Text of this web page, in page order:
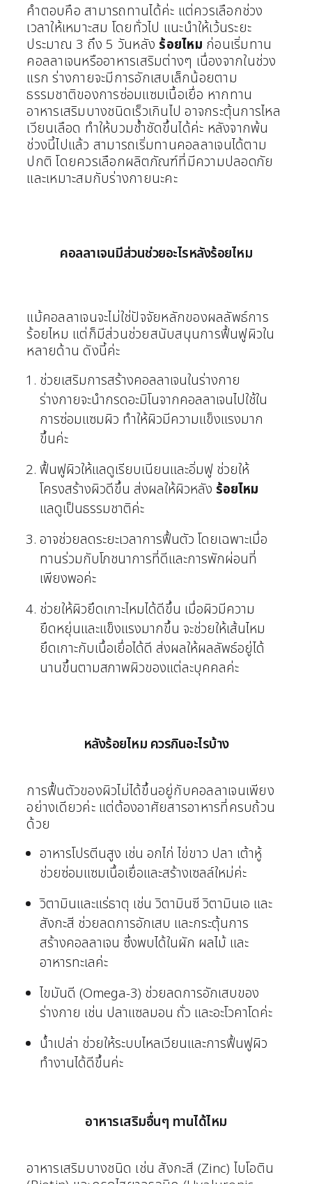
คำตอบคือ สามารถทานได้ค่ะ แต่ควรเลือกช่วง
เวลาให้เหมาะสม โดยทั่วไป แนะนำให้เว้นระยะ
ประมาณ 3 ถึง 5 วันหลัง ร้อยไหม ก่อนเริ่มทาน
คอลลาเจนหรืออาหารเสริมต่างๆ เนื่องจากในช่วง
แรก ร่างกายจะมีการอักเสบเล็กน้อยตาม
ธรรมชาติของการซ่อมแซมเนื้อเยื่อ หากทาน
อาหารเสริมบางชนิดเร็วเกินไป อาจกระตุ้นการไหล
เวียนเลือด ทำให้บวมช้ำชัดขึ้นได้ค่ะ หลังจากพ้น
ช่วงนี้ไปแล้ว สามารถเริ่มทานคอลลาเจนได้ตาม
ปกติ โดยควรเลือกผลิตภัณฑ์ที่มีความปลอดภัย
และเหมาะสมกับร่างกายนะคะ
คอลลาเจนมีส่วนช่วยอะไรหลังร้อยไหม
แม้คอลลาเจนจะไม่ใช่ปัจจัยหลักของผลลัพธ์การ
ร้อยไหม แต่ก็มีส่วนช่วยสนับสนุนการฟื้นฟูผิวใน
หลายด้าน ดังนี้ค่ะ
ช่วยเสริมการสร้างคอลลาเจนในร่างกาย
ร่างกายจะนำกรดอะมิโนจากคอลลาเจนไปใช้ใน
การซ่อมแซมผิว ทำให้ผิวมีความแข็งแรงมาก
ขึ้นค่ะ
ฟื้นฟูผิวให้แลดูเรียบเนียนและอิ่มฟู ช่วยให้
โครงสร้างผิวดีขึ้น ส่งผลให้ผิวหลัง ร้อยไหม
แลดูเป็นธรรมชาติค่ะ
อาจช่วยลดระยะเวลาการฟื้นตัว โดยเฉพาะเมื่อ
ทานร่วมกับโภชนาการที่ดีและการพักผ่อนที่
เพียงพอค่ะ
ช่วยให้ผิวยึดเกาะไหมได้ดีขึ้น เมื่อผิวมีความ
ยืดหยุ่นและแข็งแรงมากขึ้น จะช่วยให้เส้นไหม
ยึดเกาะกับเนื้อเยื่อได้ดี ส่งผลให้ผลลัพธ์อยู่ได้
นานขึ้นตามสภาพผิวของแต่ละบุคคลค่ะ
หลังร้อยไหม ควรกินอะไรบ้าง
การฟื้นตัวของผิวไม่ได้ขึ้นอยู่กับคอลลาเจนเพียง
อย่างเดียวค่ะ แต่ต้องอาศัยสารอาหารที่ครบถ้วน
ด้วย
อาหารโปรตีนสูง เช่น อกไก่ ไข่ขาว ปลา เต้าหู้
ช่วยซ่อมแซมเนื้อเยื่อและสร้างเซลล์ใหม่ค่ะ
วิตามินและแร่ธาตุ เช่น วิตามินซี วิตามินเอ และ
สังกะสี ช่วยลดการอักเสบ และกระตุ้นการ
สร้างคอลลาเจน ซึ่งพบได้ในผัก ผลไม้ และ
อาหารทะเลค่ะ
ไขมันดี (Omega-3) ช่วยลดการอักเสบของ
ร่างกาย เช่น ปลาแซลมอน ถั่ว และอะโวคาโดค่ะ
น้ำเปล่า ช่วยให้ระบบไหลเวียนและการฟื้นฟูผิว
ทำงานได้ดีขึ้นค่ะ
อาหารเสริมอื่นๆ ทานได้ไหม
อาหารเสริมบางชนิด เช่น สังกะสี (Zinc) ไบโอติน